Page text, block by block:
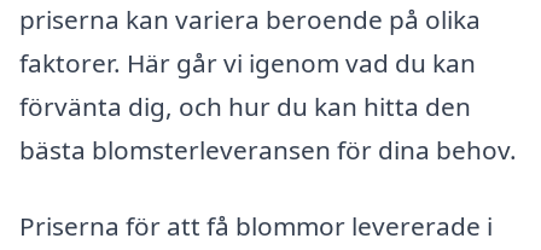
priserna kan variera beroende på olika
faktorer. Här går vi igenom vad du kan
förvänta dig, och hur du kan hitta den
bästa blomsterleveransen för dina behov.
Priserna för att få blommor levererade i